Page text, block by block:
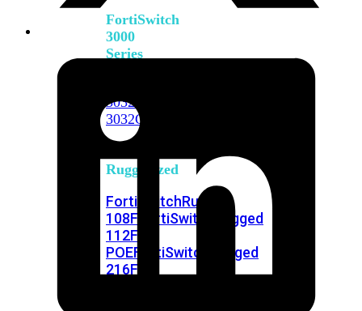
FortiSwitch
3000
Series
3032E
3032G
Ruggedized
FortiSwitchRugged
108F FortiSwitchRugged
112F-
POEFortiSwitchRugged
216F-